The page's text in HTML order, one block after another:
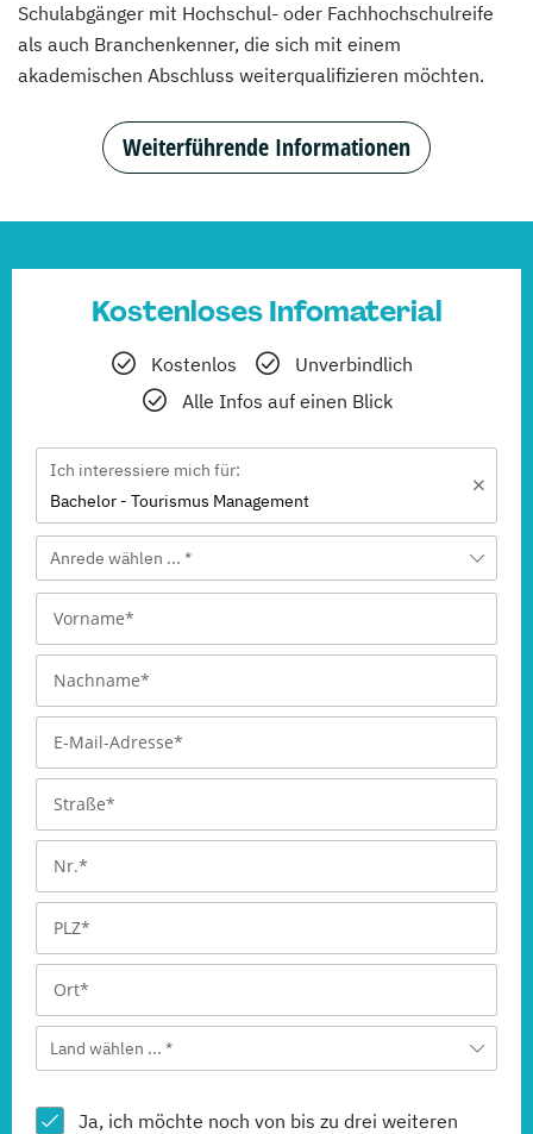
Schulabgänger mit Hochschul- oder Fachhochschulreife
als auch Branchenkenner, die sich mit einem
akademischen Abschluss weiterqualifizieren möchten.
Weiterführende Informationen
Kostenloses Infomaterial
Kostenlos
Unverbindlich
Alle Infos auf einen Blick
Ich interessiere mich für:
Bachelor - Tourismus Management
Anrede wählen ... *
Land wählen ... *
Ja, ich möchte noch von bis zu drei weiteren